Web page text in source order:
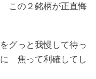
この２銘柄が正直悔
グっと我慢して待っ
焦って利確してし